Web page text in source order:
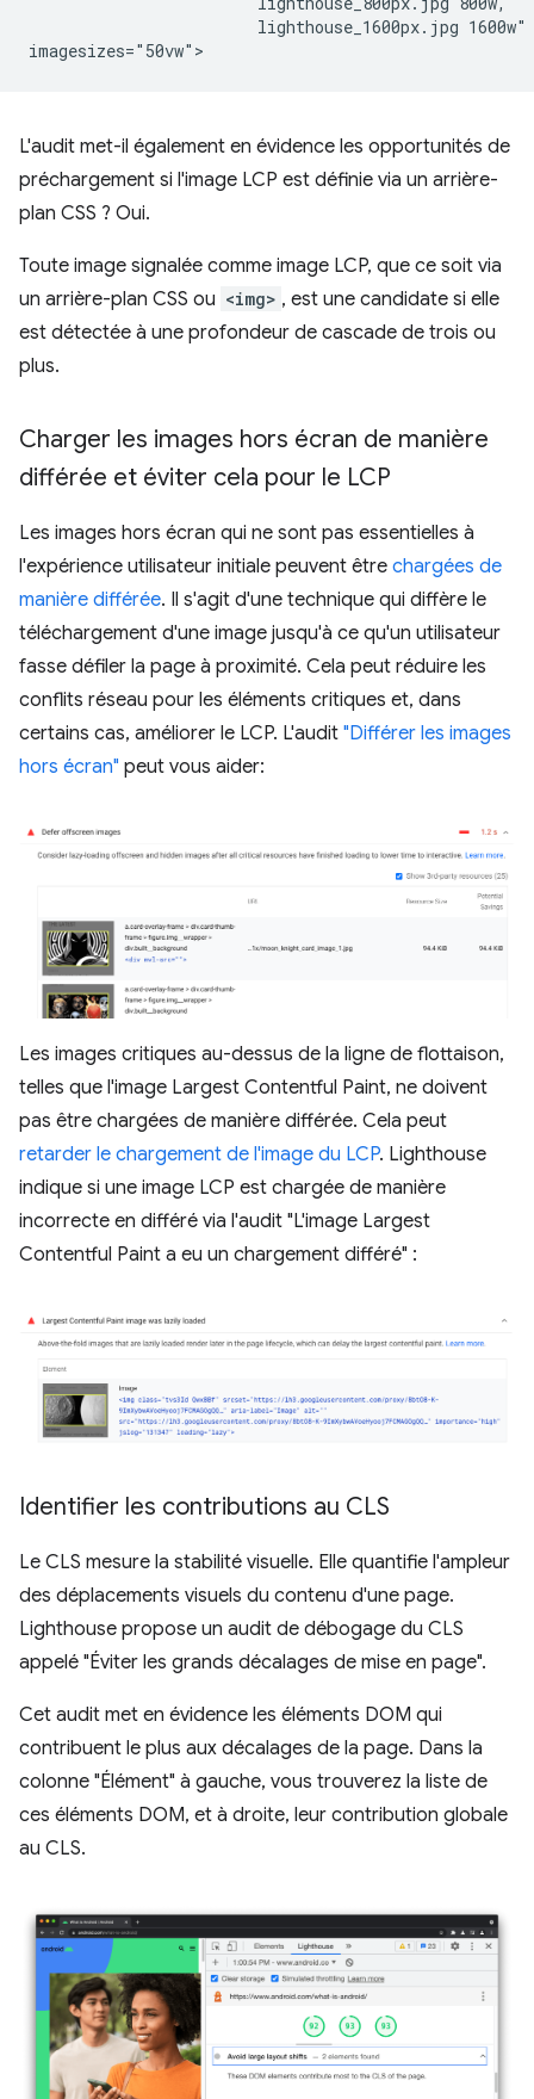
                        lighthouse_1600px.jpg 1600w"
L'audit met-il également en évidence les opportunités de
préchargement si l'image LCP est définie via un arrière-
plan CSS ? Oui.
Toute image signalée comme image LCP, que ce soit via
un arrière-plan CSS ou <img> , est une candidate si elle
est détectée à une profondeur de cascade de trois ou
plus.
Charger les images hors écran de manière
différée et éviter cela pour le LCP
Les images hors écran qui ne sont pas essentielles à
l'expérience utilisateur initiale peuvent être chargées de
manière différée. Il s'agit d'une technique qui diffère le
téléchargement d'une image jusqu'à ce qu'un utilisateur
fasse défiler la page à proximité. Cela peut réduire les
conflits réseau pour les éléments critiques et, dans
certains cas, améliorer le LCP. L'audit "Différer les images
hors écran" peut vous aider:
Les images critiques au-dessus de la ligne de flottaison,
telles que l'image Largest Contentful Paint, ne doivent
pas être chargées de manière différée. Cela peut
retarder le chargement de l'image du LCP. Lighthouse
indique si une image LCP est chargée de manière
incorrecte en différé via l'audit "L'image Largest
Contentful Paint a eu un chargement différé" :
Identifier les contributions au CLS
Le CLS mesure la stabilité visuelle. Elle quantifie l'ampleur
des déplacements visuels du contenu d'une page.
Lighthouse propose un audit de débogage du CLS
appelé "Éviter les grands décalages de mise en page".
Cet audit met en évidence les éléments DOM qui
contribuent le plus aux décalages de la page. Dans la
colonne "Élément" à gauche, vous trouverez la liste de
ces éléments DOM, et à droite, leur contribution globale
au CLS.